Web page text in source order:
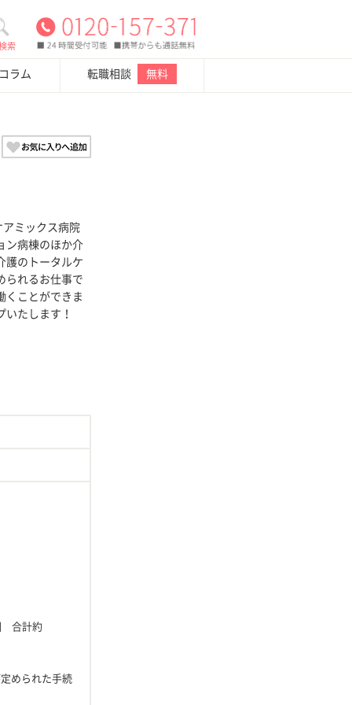
索
ラム 転職相談 無料
ミックス病院
ン病棟のほか介
護のトータルケ
られるお仕事で
くことができま
たします！
合計約
められた手続